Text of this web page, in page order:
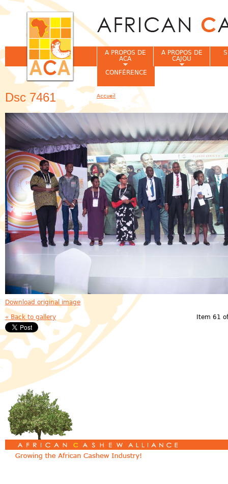
Dsc 7461
Download original image
« Back to gallery Item 61
A PROPOS DE
ACA
A PROPOS DE
CAJOU
CONFÉRENCE
Vous êtes ici
Accueil